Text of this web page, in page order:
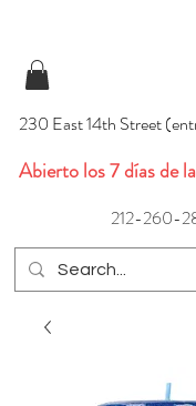
230 East 14th Street
Abierto los 7 días de
212-260-